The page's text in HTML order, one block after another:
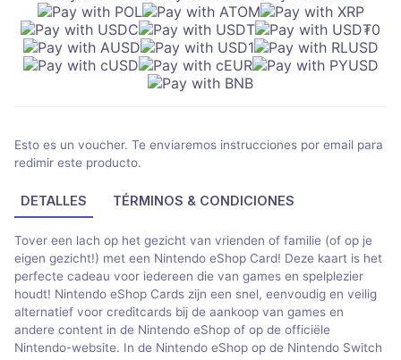
Esto es un voucher. Te enviaremos instrucciones por email para
redimir este producto.
DETALLES TÉRMINOS & CONDICIONES
Tover een lach op het gezicht van vrienden of familie (of op je
eigen gezicht!) met een Nintendo eShop Card! Deze kaart is het
perfecte cadeau voor iedereen die van games en spelplezier
houdt! Nintendo eShop Cards zijn een snel, eenvoudig en veilig
alternatief voor creditcards bij de aankoop van games en
andere content in de Nintendo eShop of op de officiële
Nintendo-website. In de Nintendo eShop op de Nintendo Switch